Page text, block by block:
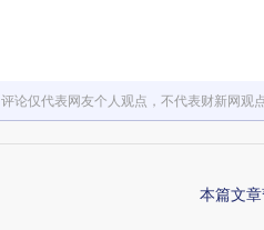
评论仅代表网友个人观点，不代表财新网观
本篇文